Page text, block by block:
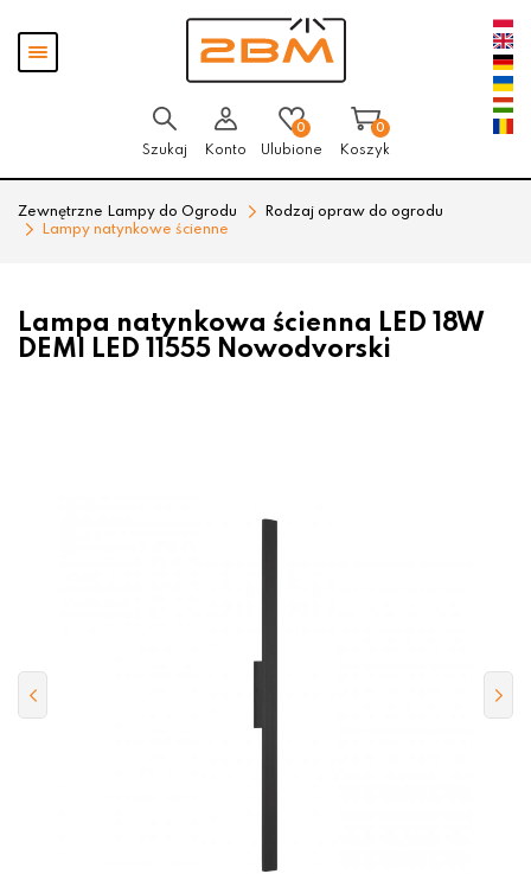
Pokaż
menu
Szukaj Konto
0
Ulubione
0
Koszyk
Zewnętrzne Lampy do Ogrodu
Rodzaj opraw do ogrodu
Lampy natynkowe ścienne
Lampa natynkowa ścienna LED 18W
DEMI LED 11555 Nowodvorski